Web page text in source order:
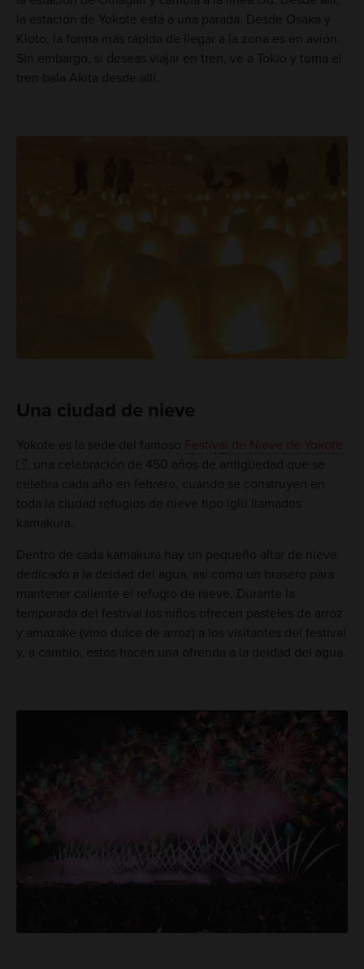
la estación de Yokote está a una parada. Desde Osaka y
Kioto, la forma más rápida de llegar a la zona es en avión.
Sin embargo, si deseas viajar en tren, ve a Tokio y toma el
tren bala Akita desde allí.
Una ciudad de nieve
Yokote es la sede del famoso Festival de Nieve de Yokote
, una celebración de 450 años de antigüedad que se
celebra cada año en febrero, cuando se construyen en
toda la ciudad refugios de nieve tipo iglú llamados
kamakura.
Dentro de cada kamakura hay un pequeño altar de nieve
dedicado a la deidad del agua, así como un brasero para
mantener caliente el refugio de nieve. Durante la
temporada del festival los niños ofrecen pasteles de arroz
y amazake (vino dulce de arroz) a los visitantes del festival
y, a cambio, estos hacen una ofrenda a la deidad del agua.